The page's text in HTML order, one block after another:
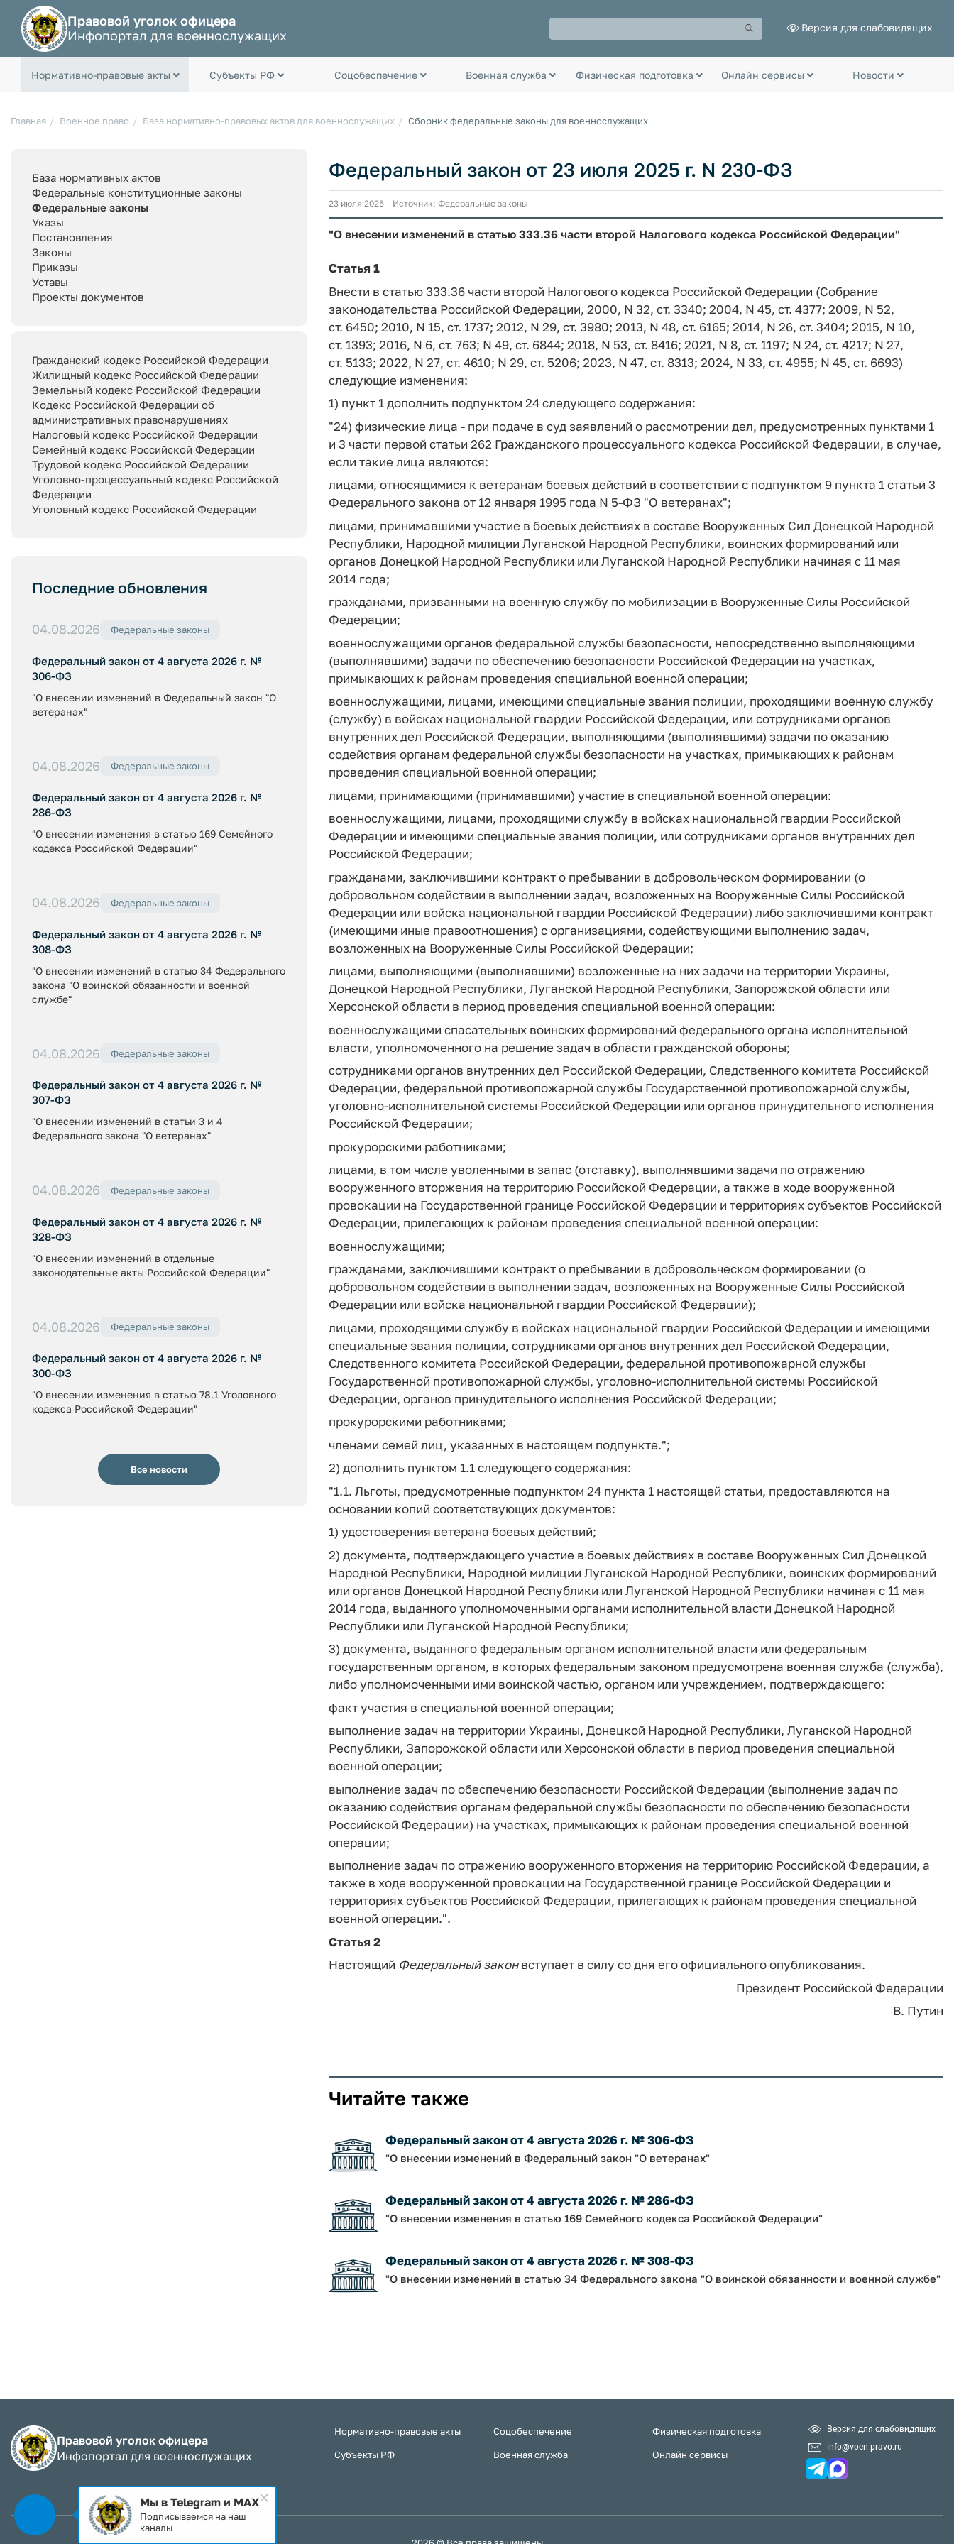
Правовой уголок офицера
Инфопортал для военнослужащих
Версия для слабовидящих
Нормативно-правовые акты Субъекты РФ Соцобеспечение Военная служба Физическая подготовка Онлайн сервисы Новости
Главная Военное право База нормативно-правовых актов для военнослужащих Сборник федеральные законы для военнослужащих
База нормативных актов
Федеральные конституционные законы
Федеральные законы
Указы
Постановления
Законы
Приказы
Уставы
Проекты документов
Гражданский кодекс Российской Федерации
Жилищный кодекс Российской Федерации
Земельный кодекс Российской Федерации
Кодекс Российской Федерации об
административных правонарушениях
Налоговый кодекс Российской Федерации
Семейный кодекс Российской Федерации
Трудовой кодекс Российской Федерации
Уголовно-процессуальный кодекс Российской
Федерации
Уголовный кодекс Российской Федерации
Последние обновления
04.08.2026 Федеральные законы
Федеральный закон от 4 августа 2026 г. №
306-ФЗ
"О внесении изменений в Федеральный закон "О
ветеранах"
04.08.2026 Федеральные законы
Федеральный закон от 4 августа 2026 г. №
286-ФЗ
"О внесении изменения в статью 169 Семейного
кодекса Российской Федерации"
04.08.2026 Федеральные законы
Федеральный закон от 4 августа 2026 г. №
308-ФЗ
"О внесении изменений в статью 34 Федерального
закона "О воинской обязанности и военной
службе"
04.08.2026 Федеральные законы
Федеральный закон от 4 августа 2026 г. №
307-ФЗ
"О внесении изменений в статьи 3 и 4
Федерального закона "О ветеранах"
04.08.2026 Федеральные законы
Федеральный закон от 4 августа 2026 г. №
328-ФЗ
"О внесении изменений в отдельные
законодательные акты Российской Федерации"
04.08.2026 Федеральные законы
Федеральный закон от 4 августа 2026 г. №
300-ФЗ
"О внесении изменения в статью 78.1 Уголовного
кодекса Российской Федерации"
Все новости
Федеральный закон от 23 июля 2025 г. N 230-ФЗ
23 июля 2025 Источник: Федеральные законы
"О внесении изменений в статью 333.36 части второй Налогового кодекса Российской Федерации"
Статья 1
Внести в статью 333.36 части второй Налогового кодекса Российской Федерации (Собрание
законодательства Российской Федерации, 2000, N 32, ст. 3340; 2004, N 45, ст. 4377; 2009, N 52,
ст. 6450; 2010, N 15, ст. 1737; 2012, N 29, ст. 3980; 2013, N 48, ст. 6165; 2014, N 26, ст. 3404; 2015, N 10,
ст. 1393; 2016, N 6, ст. 763; N 49, ст. 6844; 2018, N 53, ст. 8416; 2021, N 8, ст. 1197; N 24, ст. 4217; N 27,
ст. 5133; 2022, N 27, ст. 4610; N 29, ст. 5206; 2023, N 47, ст. 8313; 2024, N 33, ст. 4955; N 45, ст. 6693)
следующие изменения:
1) пункт 1 дополнить подпунктом 24 следующего содержания:
"24) физические лица - при подаче в суд заявлений о рассмотрении дел, предусмотренных пунктами 1
и 3 части первой статьи 262 Гражданского процессуального кодекса Российской Федерации, в случае,
если такие лица являются:
лицами, относящимися к ветеранам боевых действий в соответствии с подпунктом 9 пункта 1 статьи 3
Федерального закона от 12 января 1995 года N 5-ФЗ "О ветеранах";
лицами, принимавшими участие в боевых действиях в составе Вооруженных Сил Донецкой Народной
Республики, Народной милиции Луганской Народной Республики, воинских формирований или
органов Донецкой Народной Республики или Луганской Народной Республики начиная с 11 мая
2014 года;
гражданами, призванными на военную службу по мобилизации в Вооруженные Силы Российской
Федерации;
военнослужащими органов федеральной службы безопасности, непосредственно выполняющими
(выполнявшими) задачи по обеспечению безопасности Российской Федерации на участках,
примыкающих к районам проведения специальной военной операции;
военнослужащими, лицами, имеющими специальные звания полиции, проходящими военную службу
(службу) в войсках национальной гвардии Российской Федерации, или сотрудниками органов
внутренних дел Российской Федерации, выполняющими (выполнявшими) задачи по оказанию
содействия органам федеральной службы безопасности на участках, примыкающих к районам
проведения специальной военной операции;
лицами, принимающими (принимавшими) участие в специальной военной операции:
военнослужащими, лицами, проходящими службу в войсках национальной гвардии Российской
Федерации и имеющими специальные звания полиции, или сотрудниками органов внутренних дел
Российской Федерации;
гражданами, заключившими контракт о пребывании в добровольческом формировании (о
добровольном содействии в выполнении задач, возложенных на Вооруженные Силы Российской
Федерации или войска национальной гвардии Российской Федерации) либо заключившими контракт
(имеющими иные правоотношения) с организациями, содействующими выполнению задач,
возложенных на Вооруженные Силы Российской Федерации;
лицами, выполняющими (выполнявшими) возложенные на них задачи на территории Украины,
Донецкой Народной Республики, Луганской Народной Республики, Запорожской области или
Херсонской области в период проведения специальной военной операции:
военнослужащими спасательных воинских формирований федерального органа исполнительной
власти, уполномоченного на решение задач в области гражданской обороны;
сотрудниками органов внутренних дел Российской Федерации, Следственного комитета Российской
Федерации, федеральной противопожарной службы Государственной противопожарной службы,
уголовно-исполнительной системы Российской Федерации или органов принудительного исполнения
Российской Федерации;
прокурорскими работниками;
лицами, в том числе уволенными в запас (отставку), выполнявшими задачи по отражению
вооруженного вторжения на территорию Российской Федерации, а также в ходе вооруженной
провокации на Государственной границе Российской Федерации и территориях субъектов Российской
Федерации, прилегающих к районам проведения специальной военной операции:
военнослужащими;
гражданами, заключившими контракт о пребывании в добровольческом формировании (о
добровольном содействии в выполнении задач, возложенных на Вооруженные Силы Российской
Федерации или войска национальной гвардии Российской Федерации);
лицами, проходящими службу в войсках национальной гвардии Российской Федерации и имеющими
специальные звания полиции, сотрудниками органов внутренних дел Российской Федерации,
Следственного комитета Российской Федерации, федеральной противопожарной службы
Государственной противопожарной службы, уголовно-исполнительной системы Российской
Федерации, органов принудительного исполнения Российской Федерации;
прокурорскими работниками;
членами семей лиц, указанных в настоящем подпункте.";
2) дополнить пунктом 1.1 следующего содержания:
"1.1. Льготы, предусмотренные подпунктом 24 пункта 1 настоящей статьи, предоставляются на
основании копий соответствующих документов:
1) удостоверения ветерана боевых действий;
2) документа, подтверждающего участие в боевых действиях в составе Вооруженных Сил Донецкой
Народной Республики, Народной милиции Луганской Народной Республики, воинских формирований
или органов Донецкой Народной Республики или Луганской Народной Республики начиная с 11 мая
2014 года, выданного уполномоченными органами исполнительной власти Донецкой Народной
Республики или Луганской Народной Республики;
3) документа, выданного федеральным органом исполнительной власти или федеральным
государственным органом, в которых федеральным законом предусмотрена военная служба (служба),
либо уполномоченными ими воинской частью, органом или учреждением, подтверждающего:
факт участия в специальной военной операции;
выполнение задач на территории Украины, Донецкой Народной Республики, Луганской Народной
Республики, Запорожской области или Херсонской области в период проведения специальной
военной операции;
выполнение задач по обеспечению безопасности Российской Федерации (выполнение задач по
оказанию содействия органам федеральной службы безопасности по обеспечению безопасности
Российской Федерации) на участках, примыкающих к районам проведения специальной военной
операции;
выполнение задач по отражению вооруженного вторжения на территорию Российской Федерации, а
также в ходе вооруженной провокации на Государственной границе Российской Федерации и
территориях субъектов Российской Федерации, прилегающих к районам проведения специальной
военной операции.".
Статья 2
Настоящий Федеральный законвступает в силу со дня его официального опубликования.
Президент Российской Федерации
В. Путин
Читайте также
Федеральный закон от 4 августа 2026 г. № 306-ФЗ
"О внесении изменений в Федеральный закон "О ветеранах"
Федеральный закон от 4 августа 2026 г. № 286-ФЗ
"О внесении изменения в статью 169 Семейного кодекса Российской Федерации"
Федеральный закон от 4 августа 2026 г. № 308-ФЗ
"О внесении изменений в статью 34 Федерального закона "О воинской обязанности и военной службе"
Правовой уголок офицера
Инфопортал для военнослужащих
Нормативно-правовые акты Соцобеспечение Физическая подготовка
Субъекты РФ Военная служба Онлайн сервисы
Версия для слабовидящих
info@voen-pravo.ru
Мы в Telegram и MAX
Подписываемся на наш
каналы